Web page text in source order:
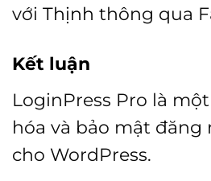
với Thịnh thông qua
Kết luận
LoginPress Pro là
hóa và bảo mật đăng
cho WordPress.